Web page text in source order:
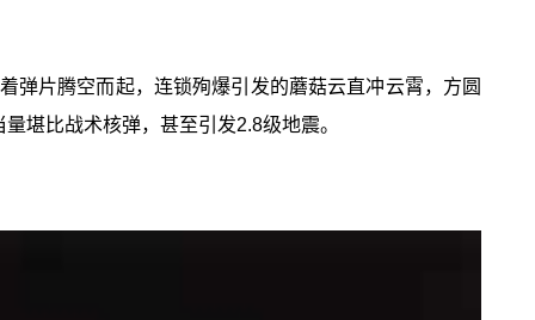
弹片腾空而起，连锁殉爆引发的蘑菇云直冲云霄，方圆
堪比战术核弹，甚至引发2.8级地震。